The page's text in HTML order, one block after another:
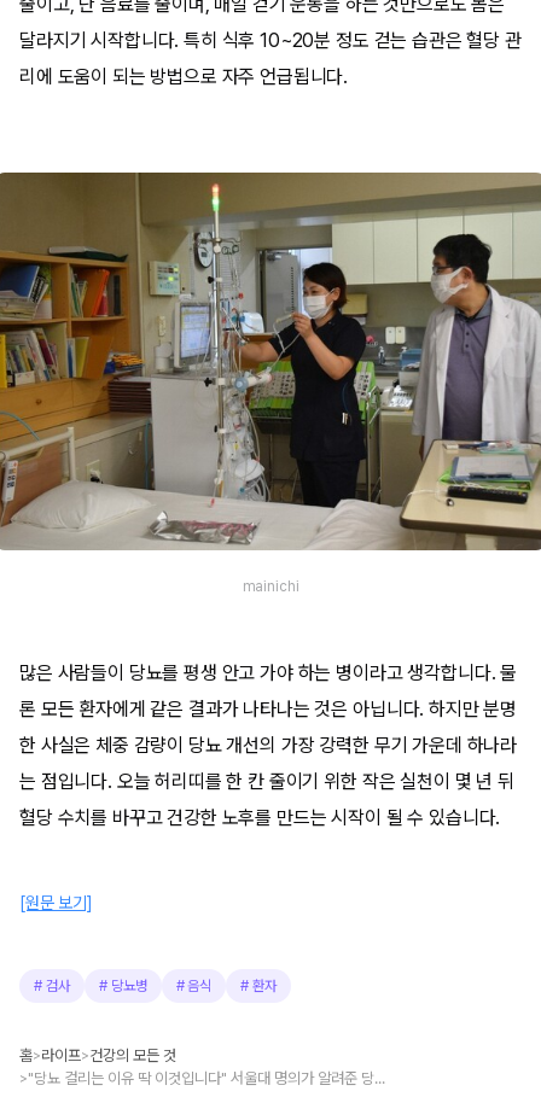
달라지기 시작합니다. 특히 식후 10~20분 정도 걷는 습관은 혈당 관
리에 도움이 되는 방법으로 자주 언급됩니다.
mainichi
많은 사람들이 당뇨를 평생 안고 가야 하는 병이라고 생각합니다. 물
론 모든 환자에게 같은 결과가 나타나는 것은 아닙니다. 하지만 분명
한 사실은 체중 감량이 당뇨 개선의 가장 강력한 무기 가운데 하나라
는 점입니다. 오늘 허리띠를 한 칸 줄이기 위한 작은 실천이 몇 년 뒤
혈당 수치를 바꾸고 건강한 노후를 만드는 시작이 될 수 있습니다.
[원문 보기]
# 검사 # 당뇨병 #음식 #환자
홈>라이프>건강의 모든 것
> "당뇨 걸리는 이유 딱 이것입니다" 서울대 명의가 알려준 당뇨 없애는 방법 1위